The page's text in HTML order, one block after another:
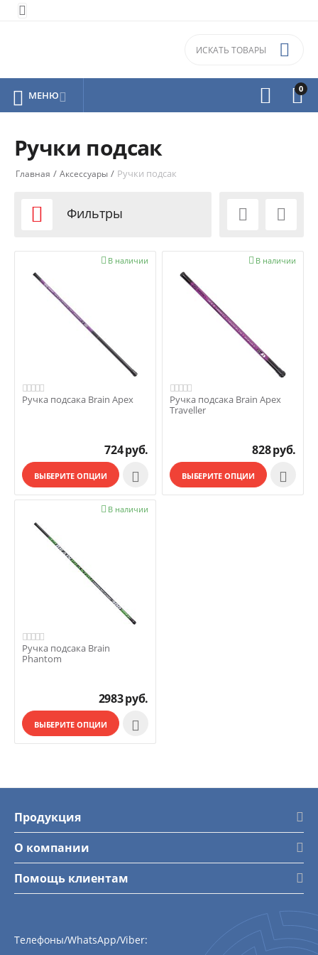

0



 МЕНЮ
Ручки подсак
Главная / Аксессуары / Ручки подсак
 Фильтры  
В наличии

Ручка подсака Brain Apex
724руб.
ВЫБЕРИТЕ ОПЦИИ 
В наличии

Ручка подсака Brain Apex
Traveller
828руб.
ВЫБЕРИТЕ ОПЦИИ 
В наличии

Ручка подсака Brain
Phantom
2983руб.
ВЫБЕРИТЕ ОПЦИИ 
Продукция
О компании
Помощь клиентам
Телефоны/WhatsApp/Viber: